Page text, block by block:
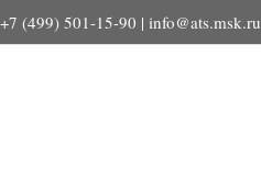
+7 (499) 501-15-90 | info@ats.msk.ru